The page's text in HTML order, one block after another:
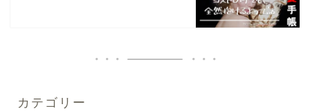
カテゴリー